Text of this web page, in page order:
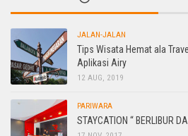
JALAN-JALAN
Tips Wisata Hemat ala
Aplikasi Airy
12 AUG, 2019
PARIWARA
STAYCATION “ BERLIBUR